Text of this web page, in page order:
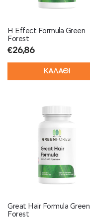
H Effect Formula Green
Forest
€26,86
ΚΑΛΑΘΙ
Great Hair Formula Green
Forest